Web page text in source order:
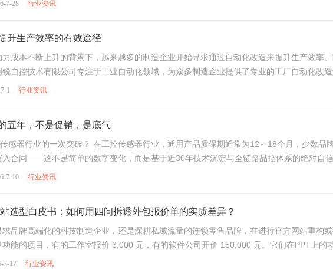
7-28 行业资讯
升生产效率的有效途径
成本不断上升的背景下，越来越多的制造企业开始寻求通过自动化改造来提升生产效率
自控技术有限公司专注于工业自动化领域，为众多制造企业提供了专业的工厂自动化改
1 行业资讯
五年，不是促销，是底气
个月，少数品牌高端系列提供三年质保已是"顶配"。 嘉准将核心产品线质保承诺直接
合同——这不是简单的数字变化，而是基于近30年技术沉淀与全链路品控体系的绝对自信
7-10 行业资讯
选型白皮书：如何用四问拆透外包报价单的实质差异？
品牌高端化的科技制造企业，还是深耕私域流量的连锁零售品牌，在进行官方网站重构
能的项目，有的工作室报价 3,000 元，有的软件公司开价 150,000 元。它们在PPT上的
7-17 行业资讯